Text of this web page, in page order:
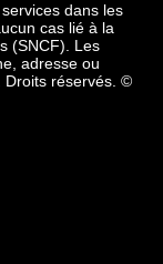
dans les
cas lié à la
(SNCF). Les
adresse ou
Droits réservés. ©